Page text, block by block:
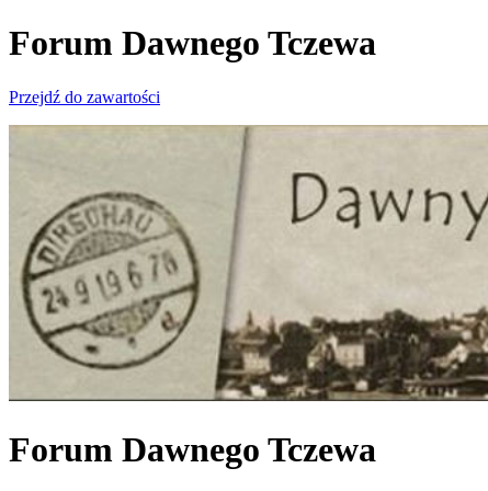
Forum Dawnego Tczewa
Przejdź do zawartości
Forum Dawnego Tczewa